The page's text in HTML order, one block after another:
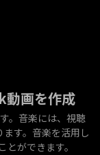
動画を作成
。音楽には、視聴
す。音楽を活用し
ができます。